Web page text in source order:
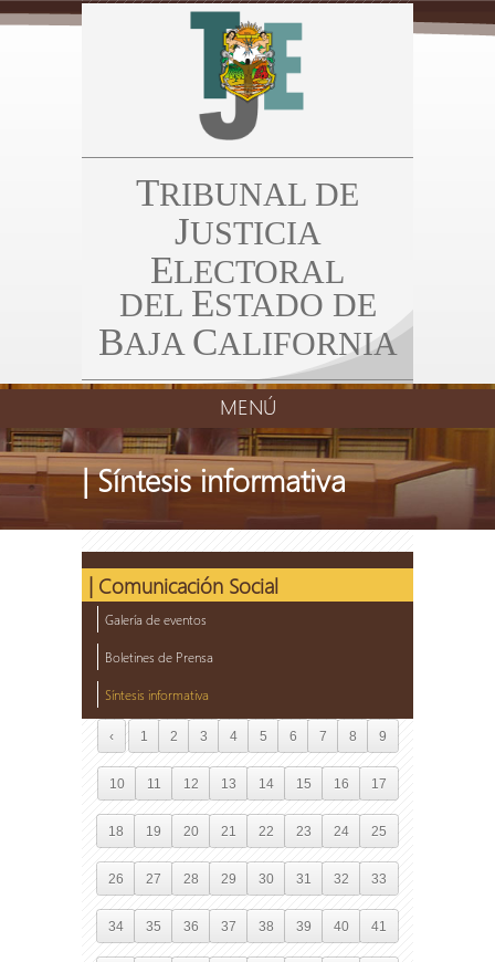
TRIBUNAL DE
JUSTICIA
ELECTORAL
DEL ESTADO DE
BAJA CALIFORNIA
MENÚ
| Síntesis informativa
| Comunicación Social
Galería de eventos
Boletines de Prensa
Síntesis informativa
‹ 1 2 3 4 5 6 7 8 9
10 11 12 13 14 15 16 17
18 19 20 21 22 23 24 25
26 27 28 29 30 31 32 33
34 35 36 37 38 39 40 41